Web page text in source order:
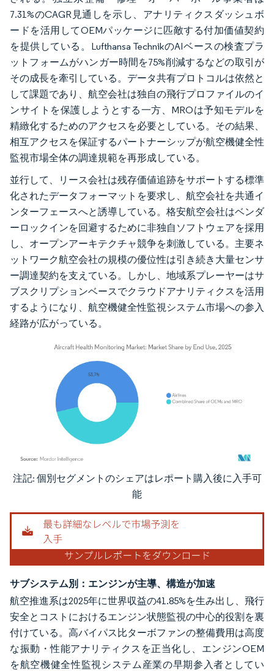
7.31%のCAGR見通しを示し、アナリティクスダッシュボ
ードを活用してOEMパッケージに匹敵する付加価値契約
を提供している。Lufthansa TechnikのAIベースの検査プラ
ットフォームがハンガー時間を75%削減するなどの取引が
その成長を牽引している。データ共有プロトコルは依然と
して課題であり、航空会社は独自の飛行プロファイルのイ
ンサイトを保護しようとする一方、MROは予知モデルを
精緻化するためのアクセスを必要としている。その結果、
相互アクセスを保証するパートナーシップが航空機健全性
監視市場全体の調達規範を再形成している。
並行して、リース会社は残存価値追跡をサポートする標準
化されたデータフォーマットを要求し、航空会社を共通イ
ンターフェースへと誘導している。格安航空会社はベンダ
ーロックインを回避するために非独自ソフトウェアを採用
し、オープンアーキテクチャ競争を刺激している。主要ネ
ットワーク航空会社の規模の優位性は引き続き大量センサ
ー調達契約を支えている。しかし、地域系プレーヤーはサ
ブスクリプションベースでクラウドアナリティクスを活用
するようになり、航空機健全性監視システム市場への参入
経路が広がっている。
画像 © Mordor Intelligence。再利用にはCC BY 4.0の表示が必要です。
注記: 個別セグメントのシェアはレポート購入後に入手可
能
サブシステム別：エンジンが主導、構造が加速
航空推進系は2025年に世界収益の41.85%を生み出し、飛行
安全とコストにおけるエンジン状態監視の中心的役割を裏
付けている。高バイパス比ターボファンの整備費用は高度
な振動・性能アナリティクスを正当化し、エンジンOEM
を航空機健全性監視システム産業の早期参入者としてい